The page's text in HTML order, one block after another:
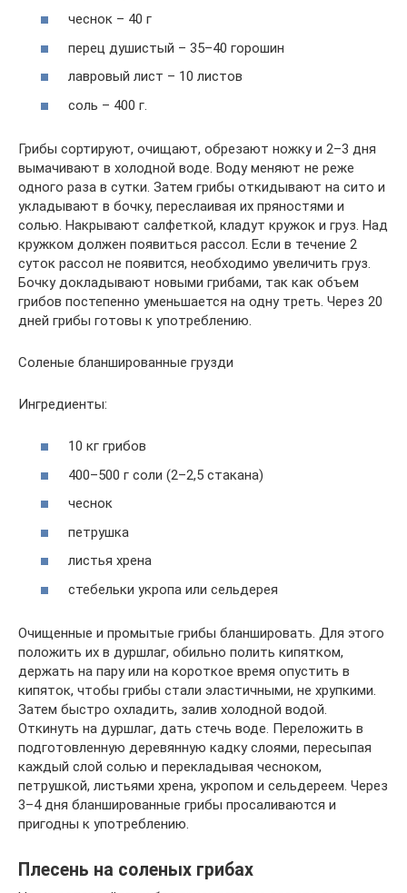
чеснок – 40 г
перец душистый – 35–40 горошин
лавровый лист – 10 листов
соль – 400 г.
Грибы сортируют, очищают, обрезают ножку и 2–3 дня
вымачивают в холодной воде. Воду меняют не реже
одного раза в сутки. Затем грибы откидывают на сито и
укладывают в бочку, переслаивая их пряностями и
солью. Накрывают салфеткой, кладут кружок и груз. Над
кружком должен появиться рассол. Если в течение 2
суток рассол не появится, необходимо увеличить груз.
Бочку докладывают новыми грибами, так как объем
грибов постепенно уменьшается на одну треть. Через 20
дней грибы готовы к употреблению.
Соленые бланшированные грузди
Ингредиенты:
10 кг грибов
400–500 г соли (2–2,5 стакана)
чеснок
петрушка
листья хрена
стебельки укропа или сельдерея
Очищенные и промытые грибы бланшировать. Для этого
положить их в дуршлаг, обильно полить кипятком,
держать на пару или на короткое время опустить в
кипяток, чтобы грибы стали эластичными, не хрупкими.
Затем быстро охладить, залив холодной водой.
Откинуть на дуршлаг, дать стечь воде. Переложить в
подготовленную деревянную кадку слоями, пересыпая
каждый слой солью и перекладывая чесноком,
петрушкой, листьями хрена, укропом и сельдереем. Через
3–4 дня бланшированные грибы просаливаются и
пригодны к употреблению.
Плесень на соленых грибах